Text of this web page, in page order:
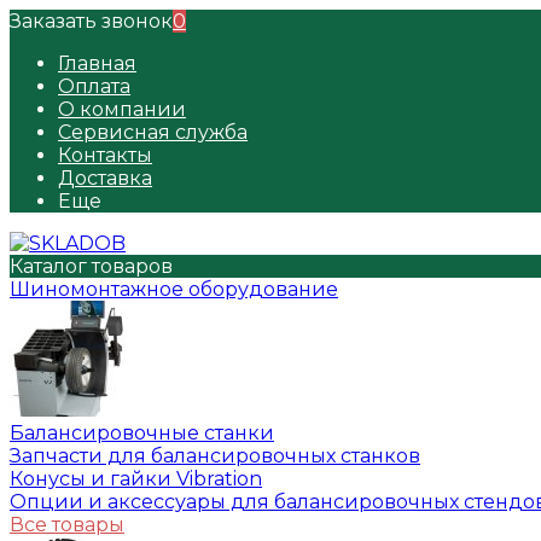
Заказать звонок0
Главная
Оплата
О компании
Сервисная служба
Контакты
Доставка
Еще
Каталог товаров
Шиномонтажное оборудование
Балансировочные станки
Запчасти для балансировочных станков
Конусы и гайки Vibration
Опции и аксессуары для балансировочных
Все товары